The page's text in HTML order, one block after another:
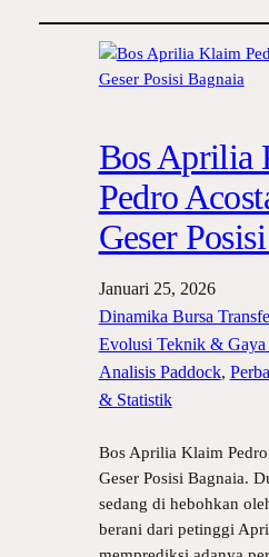
Bos Aprilia
Pedro
Geser
Januari 25, 2026
Dinamika Bursa
Evolusi Teknik & Gaya
Analisis Paddock,
& Statistik
Bos Aprilia Klaim Pedro
Geser Posisi Bagnaia.
sedang di hebohkan
berani dari petinggi